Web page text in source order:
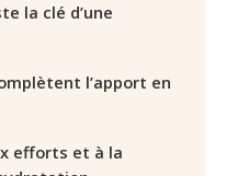
la clé d’une
l’apport en
efforts et à la